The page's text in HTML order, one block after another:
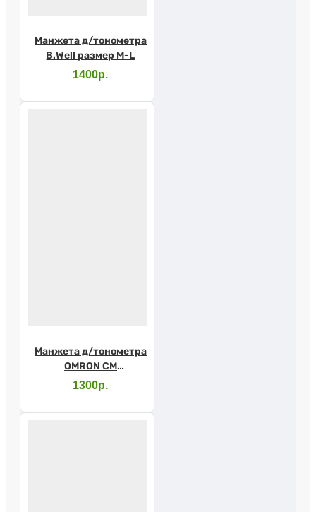
Манжета д/тонометра
B.Well размер M-L
1400р.
Манжета д/тонометра
OMRON CM
стандартная
1300р.